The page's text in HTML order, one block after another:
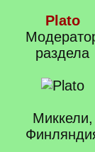
Plato
раздела
Миккели,